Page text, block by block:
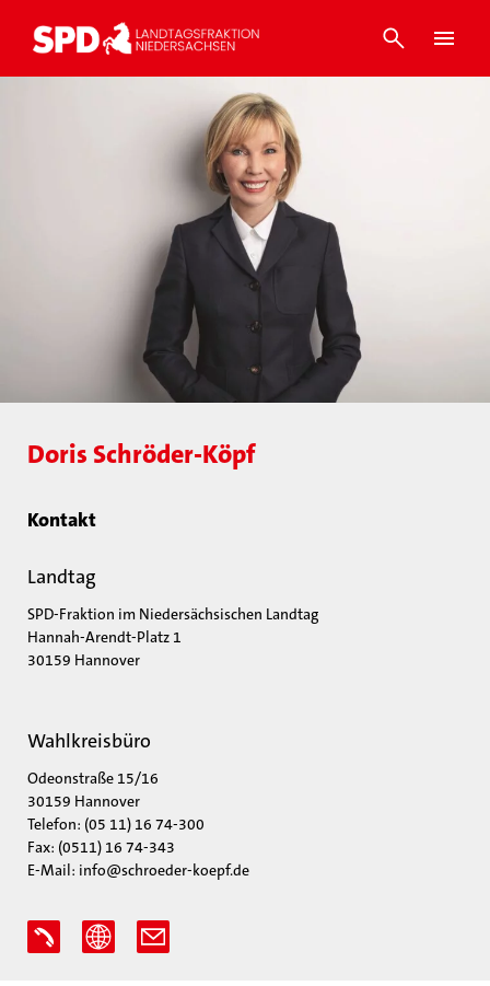
Doris Schröder-Köpf
Kontakt
Landtag
SPD-Fraktion im Niedersächsischen Landtag
Hannah-Arendt-Platz 1
30159 Hannover
Wahlkreisbüro
Odeonstraße 15/16
30159 Hannover
Telefon: (05 11) 16 74-300
Fax: (0511) 16 74-343
E-Mail: info@schroeder-koepf.de